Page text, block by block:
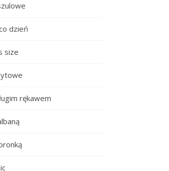
dzień
size
rękawem